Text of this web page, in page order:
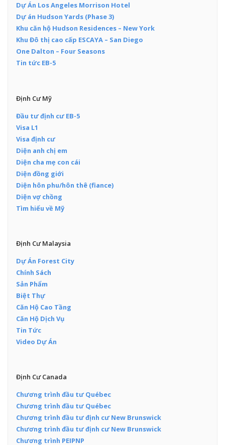
Dự Án Los Angeles Morrison Hotel
Dự án Hudson Yards (Phase 3)
Khu căn hộ Hudson Residences – New York
Khu Đô thị cao cấp ESCAYA – San Diego
One Dalton – Four Seasons
Tin tức EB-5
Định Cư Mỹ
Đầu tư định cư EB-5
Visa L1
Visa định cư
Diện anh chị em
Diện cha mẹ con cái
Diện đồng giới
Diện hôn phu/hôn thê (fiance)
Diện vợ chồng
Tìm hiểu về Mỹ
Định Cư Malaysia
Dự Án Forest City
Chính Sách
Sản Phẩm
Biệt Thự
Căn Hộ Cao Tầng
Căn Hộ Dịch Vụ
Tin Tức
Video Dự Án
Định Cư Canada
Chương trình đầu tư Québec
Chương trình đầu tư Québec
Chương trình đầu tư định cư New Brunswick
Chương trình đầu tư định cư New Brunswick
Chương trình PEIPNP